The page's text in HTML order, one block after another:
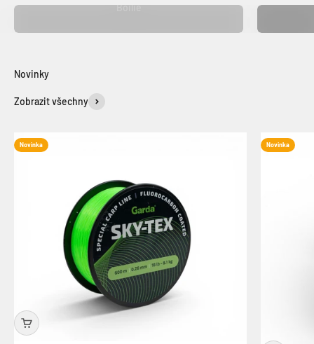
Boilie
Zobrazit všechny
Novinka Novinka